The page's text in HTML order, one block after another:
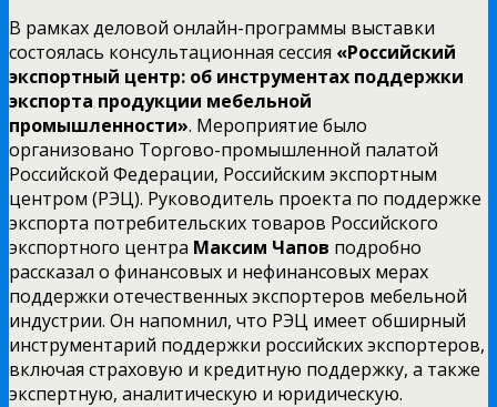
В рамках деловой онлайн-программы выставки
состоялась консультационная сессия «Российский
экспортный центр: об инструментах поддержки
экспорта продукции мебельной
промышленности». Мероприятие было
организовано Торгово-промышленной палатой
Российской Федерации, Российским экспортным
центром (РЭЦ). Руководитель проекта по поддержке
экспорта потребительских товаров Российского
экспортного центра Максим Чапов подробно
рассказал о финансовых и нефинансовых мерах
поддержки отечественных экспортеров мебельной
индустрии. Он напомнил, что РЭЦ имеет обширный
инструментарий поддержки российских экспортеров,
включая страховую и кредитную поддержку, а также
экспертную, аналитическую и юридическую.